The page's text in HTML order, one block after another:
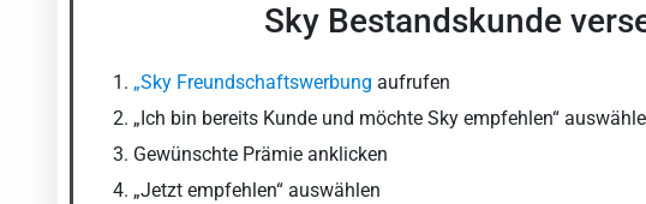
Sky Bestandskunde
„Sky Freundschaftswerbung aufrufen
„Ich bin bereits Kunde und möchte Sky empfehlen“
Gewünschte Prämie anklicken
„Jetzt empfehlen“ auswählen